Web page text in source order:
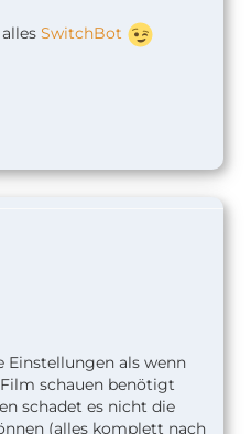
SwitchBot
Einstellungen als wenn
schauen benötigt
schadet es nicht die
(alles komplett nach